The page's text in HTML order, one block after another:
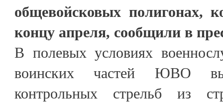
общевойсковых полигонах,
концу апреля, сообщили в
В полевых условиях
воинских частей ЮВО
контрольных стрельб из